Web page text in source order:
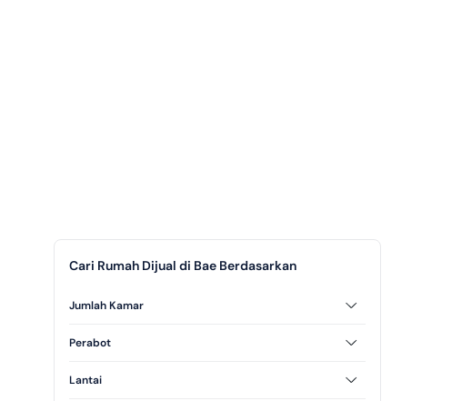
Cari Rumah Dijual di Bae Berdasarkan
Jumlah Kamar
2 Kamar Tidur
Perabot
Unfurnished
Lantai